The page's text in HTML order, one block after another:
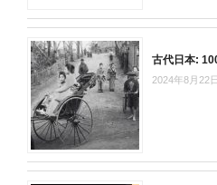
古代日本:
2024年8月22日